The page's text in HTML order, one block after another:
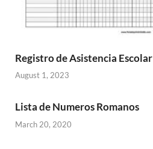
Registro de Asistencia Escolar
August 1, 2023
Lista de Numeros Romanos
March 20, 2020